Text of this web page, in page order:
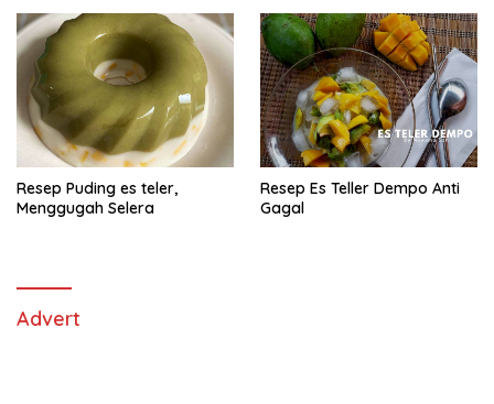
Resep Puding es teler,
Menggugah Selera
Resep Es Teller Dempo Anti
Gagal
Advert